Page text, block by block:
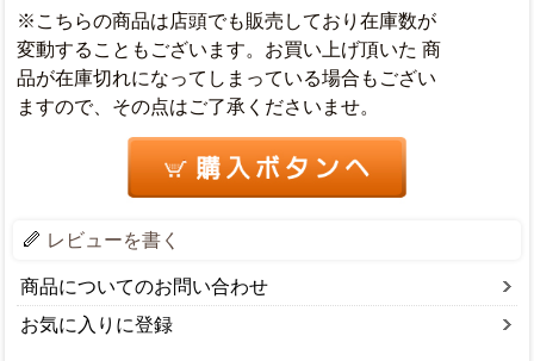
※こちらの商品は店頭でも販売しており在庫数が
変動することもございます。お買い上げ頂いた 商
品が在庫切れになってしまっている場合もござい
ますので、その点はご了承くださいませ。
レビューを書く
商品についてのお問い合わせ
お気に入りに登録